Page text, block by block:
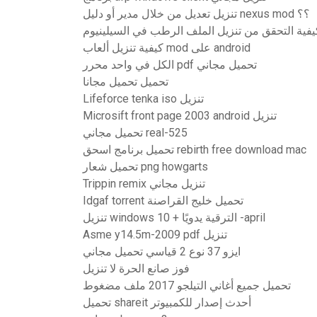
تنزيل تعديل من خلال مدير أو دليل nexus mod ؟؟
التحقق من تنزيل الملف الرطب في السيلينيوم
كيفية تنزيل ألعاب mod على android
الكل في واحد محرر pdf تحميل مجاني
تحميل تحميل مجانا
Lifeforce tenka iso تنزيل
Microsift front page 2003 android تنزيل
تحميل مجاني real-525
تحميل برنامج اسحق rebirth free download mac
تحميل شعار png howgarts
Trippin remix تنزيل مجاني
Idgaf torrent تحميل خليج القراصنة
تنزيل windows 10 + الترقية يدويًا -april
Asme y14.5m-2009 pdf تنزيل
ايزو 37 نوع 2 قياسي تحميل مجاني
فوز صانع الحرة لا تنزيل
تحميل جميع أغاني التيلجو 2017 ملف مضغوط
تحميل shareit أحدث إصدار للكمبيوتر